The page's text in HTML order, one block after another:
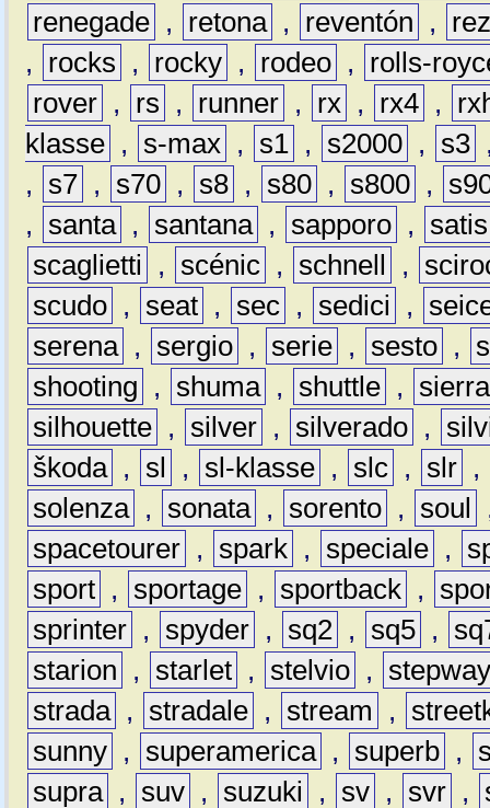
renegade , retona , reventón ,
,
rocks , rocky , rodeo ,
rolls-
rover , rs , runner , rx , rx4 ,
klasse , s-max , s1 , s2000 , s3
,
s7 , s70 , s8 , s80 , s800 ,
,
santa , santana , sapporo ,
satis
scaglietti
, scénic , schnell ,
scudo , seat , sec , sedici ,
serena , sergio , serie , sesto ,
shooting
, shuma , shuttle ,
sierra
silhouette , silver , silverado ,
škoda , sl , sl-klasse , slc , slr ,
solenza , sonata , sorento , soul
spacetourer , spark , speciale ,
sport , sportage , sportback ,
sprinter , spyder , sq2 , sq5 ,
starion
, starlet , stelvio ,
strada , stradale , stream ,
sunny , superamerica , superb ,
supra , suv , suzuki , sv , svr ,